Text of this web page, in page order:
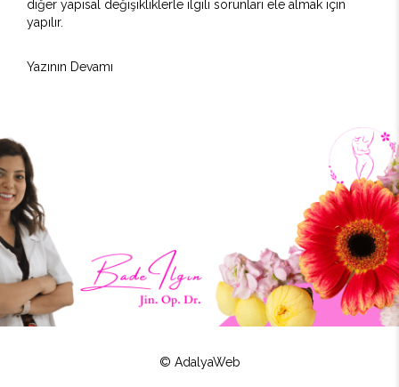
diğer yapısal değişikliklerle ilgili sorunları ele almak için
yapılır.
Yazının Devamı
© AdalyaWeb